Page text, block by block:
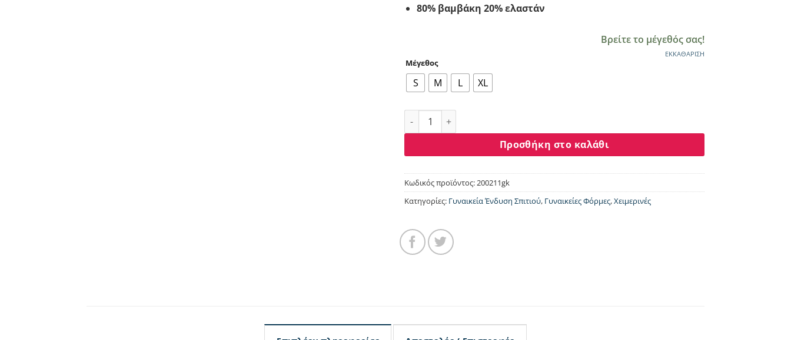
80% βαμβάκη 20% ελαστάν
Βρείτε το μέγεθός σας!
Μέγεθος
S M L XL
ΕΚΚΑΘΆΡΙΣΗ
Βελουτέ φόρμα Paco & Co γκρί γυναικείο 200211 ποσότητα
Προσθήκη στο καλάθι
Κωδικός προϊόντος:200211gk
Κατηγορίες: Γυναικεία Ένδυση Σπιτιού, Γυναικείες Φόρμες,Χειμερινές